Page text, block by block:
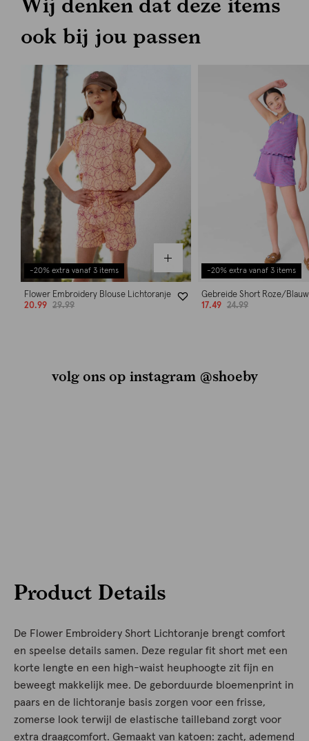
ook bij jou passen
-20% extra vanaf 3 items
Flower Embroidery Blouse Lichtoranje
20.99
29.99
-20% extra vanaf 3 items
Gebreide Short Roze/Blauw
17.49
24.99
volg ons op instagram @shoeby
Product Details
De Flower Embroidery Short Lichtoranje brengt comfort
en speelse details samen. Deze regular fit short met een
korte lengte en een high-waist heuphoogte zit fijn en
beweegt makkelijk mee. De geborduurde bloemenprint in
paars en de lichtoranje basis zorgen voor een frisse,
zomerse look terwijl de elastische tailleband zorgt voor
extra draagcomfort. Gemaakt van katoen: zacht, ademend